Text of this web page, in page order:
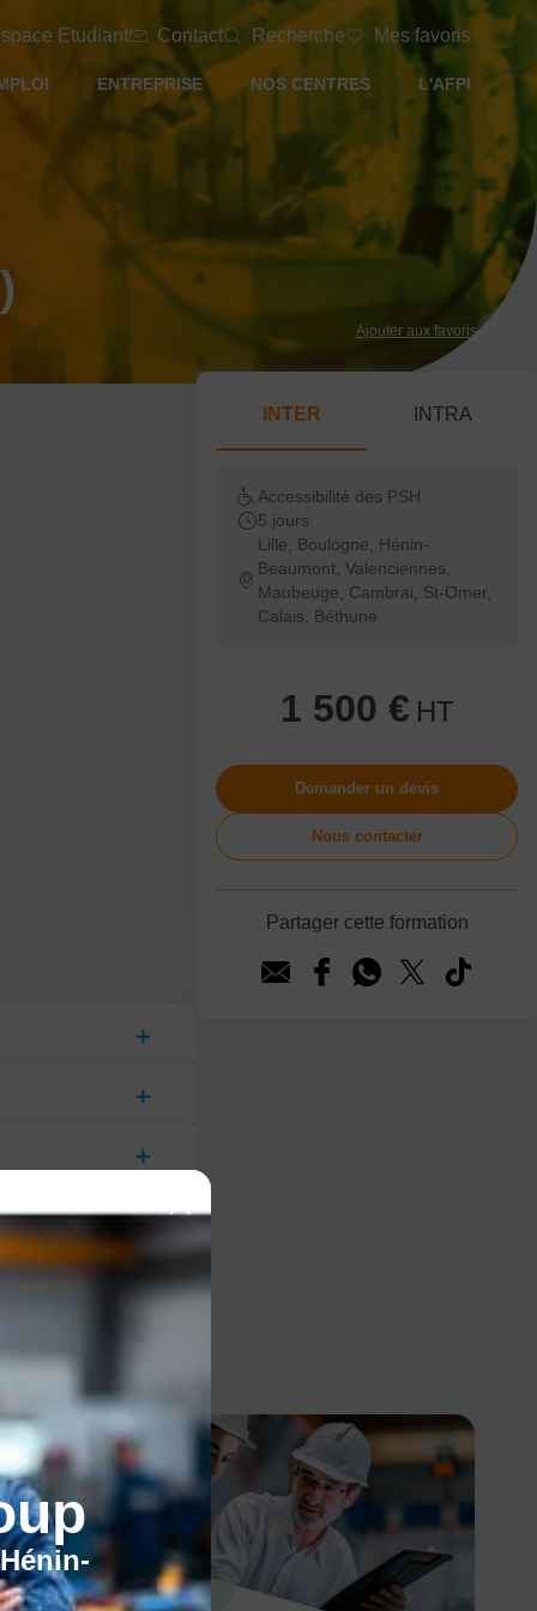
Etudiant Contact Recherche Mes favoris
ENTREPRISE NOS CENTRES L'AFPI
Ajouter aux favoris
INTER INTRA
Accessibilité des PSH
5 jours
Lille, Boulogne, Hénin-
Beaumont, Valenciennes,
Maubeuge, Cambrai, St-Omer,
Calais, Béthune
1 500 € HT
Demander un devis
Nous contacter
Partager cette formation